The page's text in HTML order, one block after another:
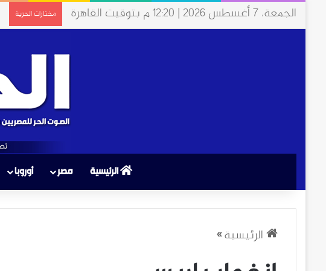
الجمعة، 7 أغسطس 2026 | 12:20 م بتوقيت القاهرة مختارات الحرية
الرئيسية مصر أوروبا
الرئيسية»